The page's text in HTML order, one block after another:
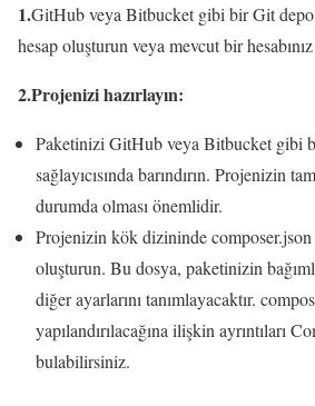
1.GitHub veya Bitbucket gibi bir Git depo
hesap oluşturun veya mevcut bir
2.Projenizi hazırlayın:
Paketinizi GitHub veya Bitbucket gibi
sağlayıcısında barındırın. Projenizin
durumda olması önemlidir.
Projenizin kök dizininde composer.json
oluşturun. Bu dosya, paketinizin
diğer ayarlarını tanımlayacaktır.
yapılandırılacağına ilişkin ayrıntıları
bulabilirsiniz.